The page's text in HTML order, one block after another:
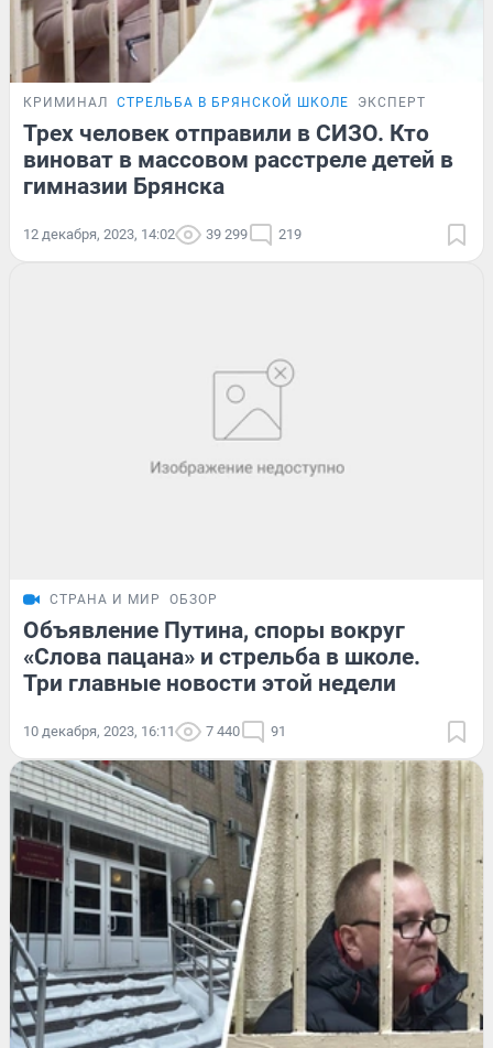
КРИМИНАЛ СТРЕЛЬБА В БРЯНСКОЙ ШКОЛЕ ЭКСПЕРТ
Трех человек отправили в СИЗО. Кто
виноват в массовом расстреле детей в
гимназии Брянска
12 декабря, 2023, 14:02 39 299 219
СТРАНА И МИР ОБЗОР
Объявление Путина, споры вокруг
«Слова пацана» и стрельба в школе.
Три главные новости этой недели
10 декабря, 2023, 16:11 7 440 91